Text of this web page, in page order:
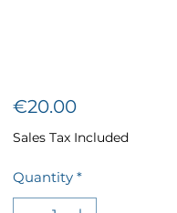
€20.00Price
Sales Tax Included
Quantity *